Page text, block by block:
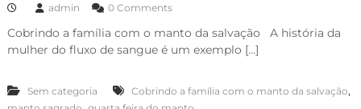
admin 0 Comments
Cobrindo a família com o manto da salvação A história da
mulher do fluxo de sangue é um exemplo […]
Sem categoria Cobrindo a família com o manto da salvação,